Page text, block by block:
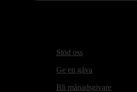
Stöd oss
Ge en gåva
Bli månadsgivare